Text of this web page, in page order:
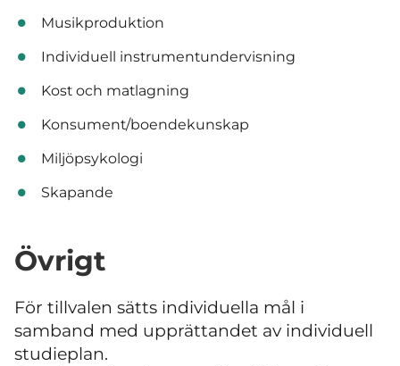
Musikproduktion
Individuell instrumentundervisning
Kost och matlagning
Konsument/boendekunskap
Miljöpsykologi
Skapande
Övrigt
För tillvalen sätts individuella mål i
samband med upprättandet av individuell
studieplan.